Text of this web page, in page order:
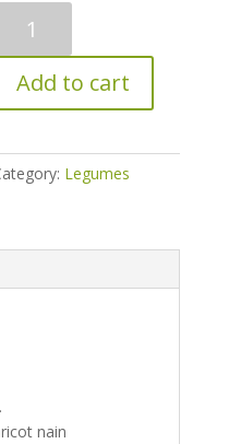
quantity
Add to cart
Legumes
nain